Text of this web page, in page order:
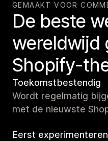
GEMAAKT VOOR
De beste
wereldwijd
Shopify-
Toekomstbestendig
Wordt regelmatig
met de nieuwste
Eerst